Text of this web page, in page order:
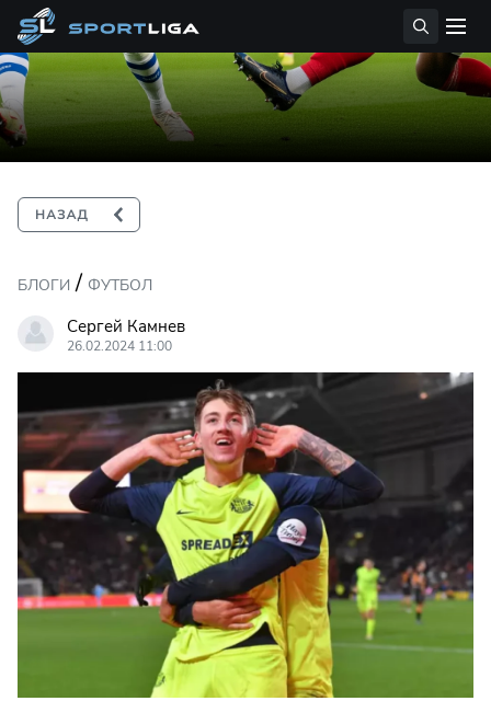
БЛОГИ / ФУТБОЛ
Сергей Камнев
26.02.2024 11:00